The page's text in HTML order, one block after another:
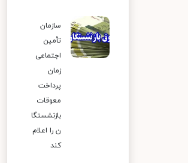
سازمان
تأمین
اجتماعی
زمان
پرداخت
معوقات
بازنشستگا
ن را اعلام
کند